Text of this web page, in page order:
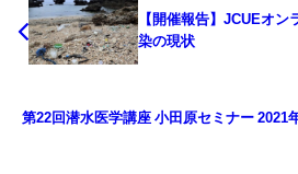
【開催報告】JCUEオ
染の現状
第22回潜水医学講座 小田原セミナー 2021